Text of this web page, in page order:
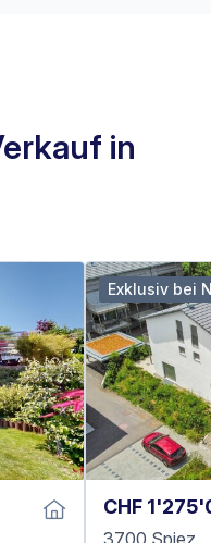
in
CHF
3700 Spiez
Exklusiv bei